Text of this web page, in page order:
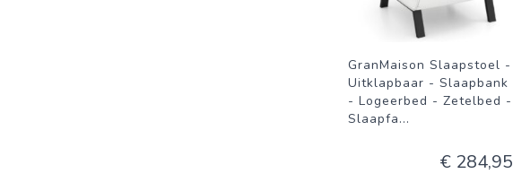
GranMaison Slaapstoel -
Uitklapbaar - Slaapbank
- Logeerbed - Zetelbed -
Slaapfa...
€ 284,95